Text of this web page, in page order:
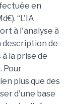
en
“L'IA
à l'analyse à
description de
la prise de
Pour
plus que des
d'une base